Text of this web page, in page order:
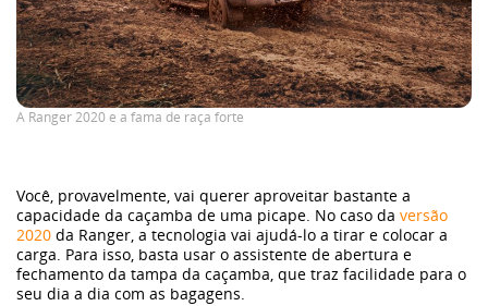
melhores-3
nov2
A Ranger 2020 e a fama de raça forte
Você, provavelmente, vai querer aproveitar bastante a
capacidade da caçamba de uma picape. No caso da versão
2020 da Ranger, a tecnologia vai ajudá-lo a tirar e colocar a
carga. Para isso, basta usar o assistente de abertura e
fechamento da tampa da caçamba, que traz facilidade para o
seu dia a dia com as bagagens.